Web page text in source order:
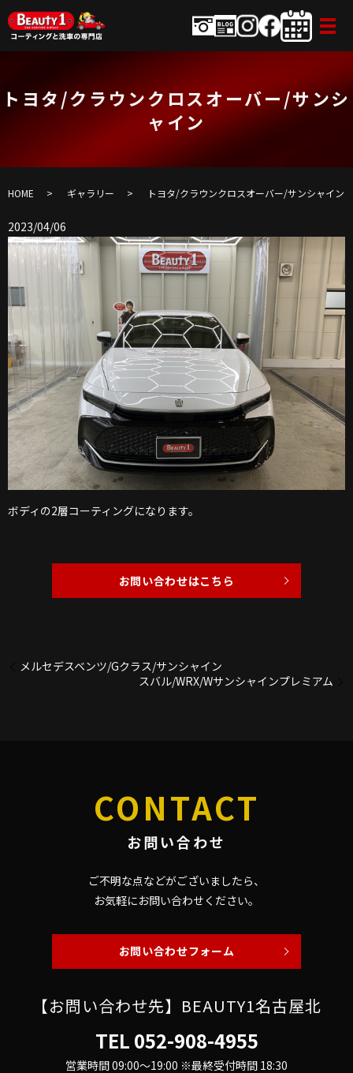
トヨタ/クラウンクロスオーバー/サンシ
ャイン
HOME ギャラリー トヨタ/クラウンクロスオーバー/サンシャイン
2023/04/06
ボディの2層コーティングになります。
お問い合わせはこちら
メルセデスベンツ/Gクラス/サンシャイン
スバル/WRX/Wサンシャインプレミアム
CONTACT
お問い合わせ
ご不明な点などがございましたら、
お気軽にお問い合わせください。
お問い合わせフォーム
【お問い合わせ先】BEAUTY1名古屋北
TEL 052-908-4955
営業時間 09:00～19:00 ※最終受付時間 18:30